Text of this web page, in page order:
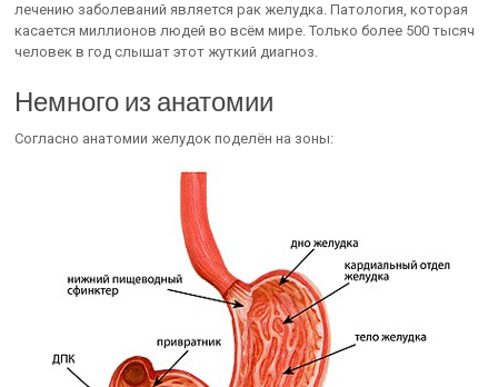
лечению заболеваний является рак желудка. Патология, которая
касается миллионов людей во всём мире. Только более 500 тысяч
человек в год слышат этот жуткий диагноз.
Немного из анатомии
Согласно анатомии желудок поделён на зоны: